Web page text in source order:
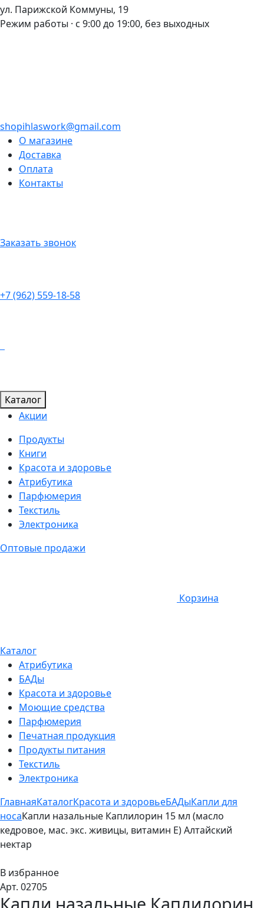
ул. Парижской Коммуны, 19
Режим работы · с 9:00 до 19:00, без выходных
shopihlaswork@gmail.com
О магазине
Доставка
Оплата
Контакты
Заказать звонок
+7 (962) 559-18-58
Каталог
Акции
Продукты
Книги
Красота и здоровье
Атрибутика
Парфюмерия
Текстиль
Электроника
Оптовые продажи
Корзина
Каталог
Атрибутика
БАДы
Красота и здоровье
Моющие средства
Парфюмерия
Печатная продукция
Продукты питания
Текстиль
Электроника
ГлавнаяКаталогКрасота и здоровьеБАДыКапли для
носаКапли назальные Каплилорин 15 мл (масло
кедровое, мас. экс. живицы, витамин Е) Алтайский
нектар
В избранное
Арт. 02705